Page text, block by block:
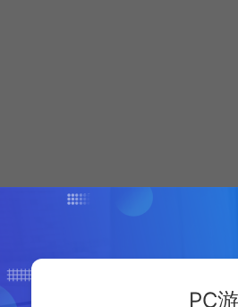
588030/Derail_Valley/
PC